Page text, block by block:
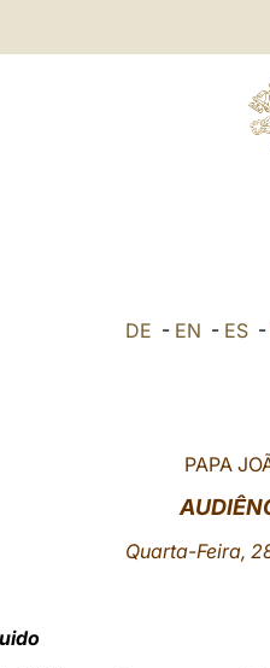
DE - EN - ES-
PAPA
Quarta-Feira,